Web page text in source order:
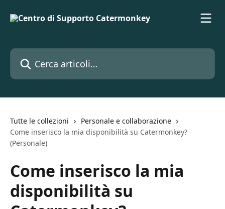
Cerca articoli…
Tutte le collezioni
Personale e collaborazione
Come inserisco la mia disponibilità su Catermonkey?
(Personale)
Come inserisco la mia
disponibilità su